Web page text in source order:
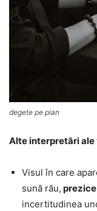
degete pe pian
Alte interpretări ale
Visul în care
sună rău,
incertitudinea